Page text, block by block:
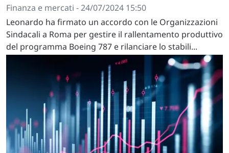
Finanza e mercati - 24/07/2024 15:50
Leonardo ha firmato un accordo con le Organizzazioni
Sindacali a Roma per gestire il rallentamento produttivo
del programma Boeing 787 e rilanciare lo stabili...